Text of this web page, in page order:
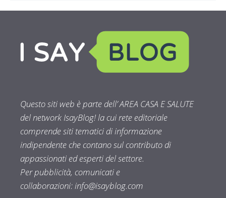
Questo siti web è parte dell’ AREA CASA E SALUTE
del network IsayBlog! la cui rete editoriale
comprende siti tematici di informazione
indipendente che contano sul contributo di
appassionati ed esperti del settore.
Per pubblicità, comunicati e
collaborazioni:info@isayblog.com